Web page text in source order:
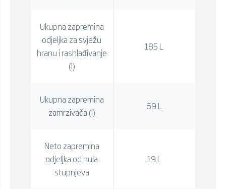
Ukupna zapremina
odjeljka za svježu
hranu i rashlađivanje
(l)
185 L
Ukupna zapremina
zamrzivača (l)
69 L
Neto zapremina
odjeljka od nula
stupnjeva
19 L